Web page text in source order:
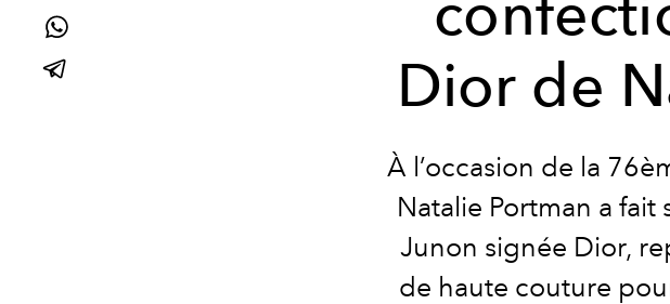
Dior de
À l’occasion de la 76
Natalie Portman a
Junon signée Dior,
de haute couture